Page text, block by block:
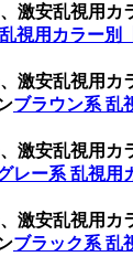
激安乱視用
乱視用カラー別
激安乱視用
ブラウン系 乱
激安乱視用
レー系 乱視用
激安乱視用
ブラック系 乱